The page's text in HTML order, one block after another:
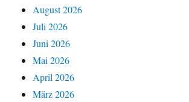
August 2026
Juli 2026
Juni 2026
Mai 2026
April 2026
März 2026